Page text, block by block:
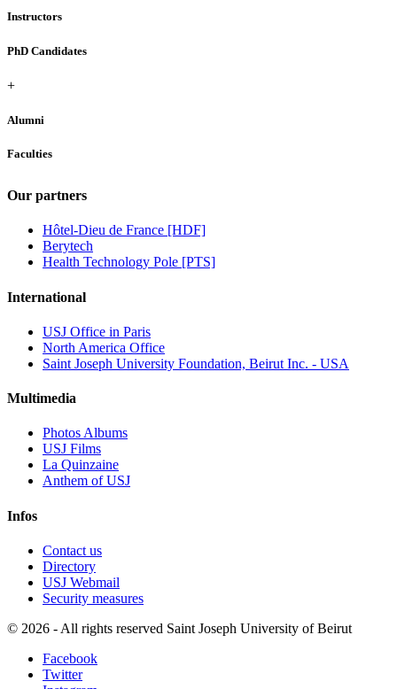
Instructors
PhD Candidates
+
Alumni
Faculties
Our partners
Hôtel-Dieu de France [HDF]
Berytech
Health Technology Pole [PTS]
International
USJ Office in Paris
North America Office
Saint Joseph University Foundation, Beirut Inc. - USA
Multimedia
Photos Albums
USJ Films
La Quinzaine
Anthem of USJ
Infos
Contact us
Directory
USJ Webmail
Security measures
© 2026 - All rights reserved Saint Joseph University of Beirut
Facebook
Twitter